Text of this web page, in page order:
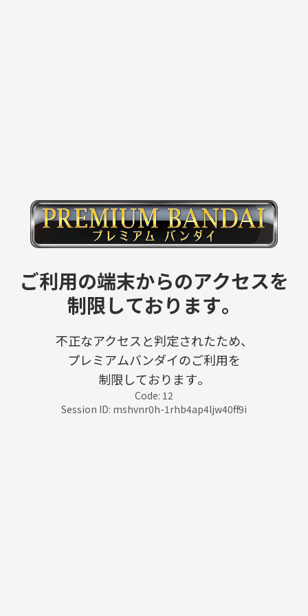
ご利用の端末からのアクセスを
制限しております。
不正なアクセスと判定されたため、
プレミアムバンダイのご利用を
制限しております。
Code: 12
Session ID: mshvnr0h-1rhb4ap4ljw40ff9i